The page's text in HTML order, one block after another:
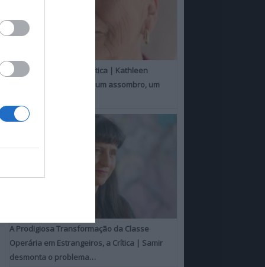
Um Toque Familiar, a Crítica | Kathleen
Chalfant é um espanto, um assombro, um
A Prodigiosa Transformação da Classe
Operária em Estrangeiros, a Crítica | Samir
desmonta o problema…